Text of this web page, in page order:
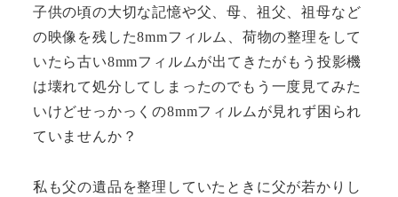
子供の頃の大切な記憶や父、母、祖父、祖母など
の映像を残した8mmフィルム、荷物の整理をして
いたら古い8mmフィルムが出てきたがもう投影機
は壊れて処分してしまったのでもう一度見てみた
いけどせっかっくの8mmフィルムが見れず困られ
ていませんか？
私も父の遺品を整理していたときに父が若かりし